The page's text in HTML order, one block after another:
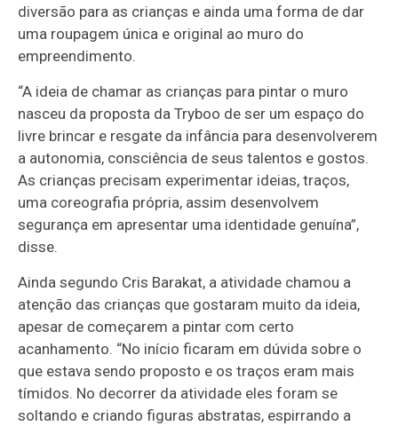
diversão para as crianças e ainda uma forma de dar
uma roupagem única e original ao muro do
empreendimento.
“A ideia de chamar as crianças para pintar o muro
nasceu da proposta da Tryboo de ser um espaço do
livre brincar e resgate da infância para desenvolverem
a autonomia, consciência de seus talentos e gostos.
As crianças precisam experimentar ideias, traços,
uma coreografia própria, assim desenvolvem
segurança em apresentar uma identidade genuína”,
disse.
Ainda segundo Cris Barakat, a atividade chamou a
atenção das crianças que gostaram muito da ideia,
apesar de começarem a pintar com certo
acanhamento. “No início ficaram em dúvida sobre o
que estava sendo proposto e os traços eram mais
tímidos. No decorrer da atividade eles foram se
soltando e criando figuras abstratas, espirrando a